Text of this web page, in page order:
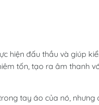
hiện đấu thầu và giúp
tốn, tạo ra âm thanh
tay áo của nó, nhưng